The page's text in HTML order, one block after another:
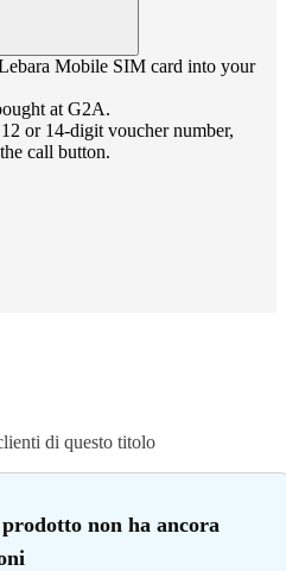
Mobile SIM card into your
at G2A.
or 14-digit voucher number,
call button.
di questo titolo
non ha ancora